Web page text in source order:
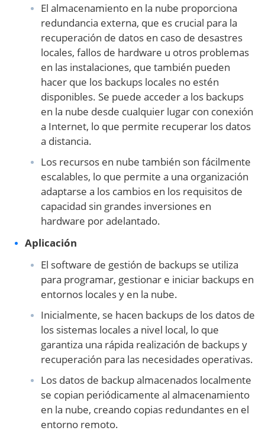
El almacenamiento en la nube proporciona
redundancia externa, que es crucial para la
recuperación de datos en caso de desastres
locales, fallos de hardware u otros problemas
en las instalaciones, que también pueden
hacer que los backups locales no estén
disponibles. Se puede acceder a los backups
en la nube desde cualquier lugar con conexión
a Internet, lo que permite recuperar los datos
a distancia.
Los recursos en nube también son fácilmente
escalables, lo que permite a una organización
adaptarse a los cambios en los requisitos de
capacidad sin grandes inversiones en
hardware por adelantado.
Aplicación
El software de gestión de backups se utiliza
para programar, gestionar e iniciar backups en
entornos locales y en la nube.
Inicialmente, se hacen backups de los datos de
los sistemas locales a nivel local, lo que
garantiza una rápida realización de backups y
recuperación para las necesidades operativas.
Los datos de backup almacenados localmente
se copian periódicamente al almacenamiento
en la nube, creando copias redundantes en el
entorno remoto.